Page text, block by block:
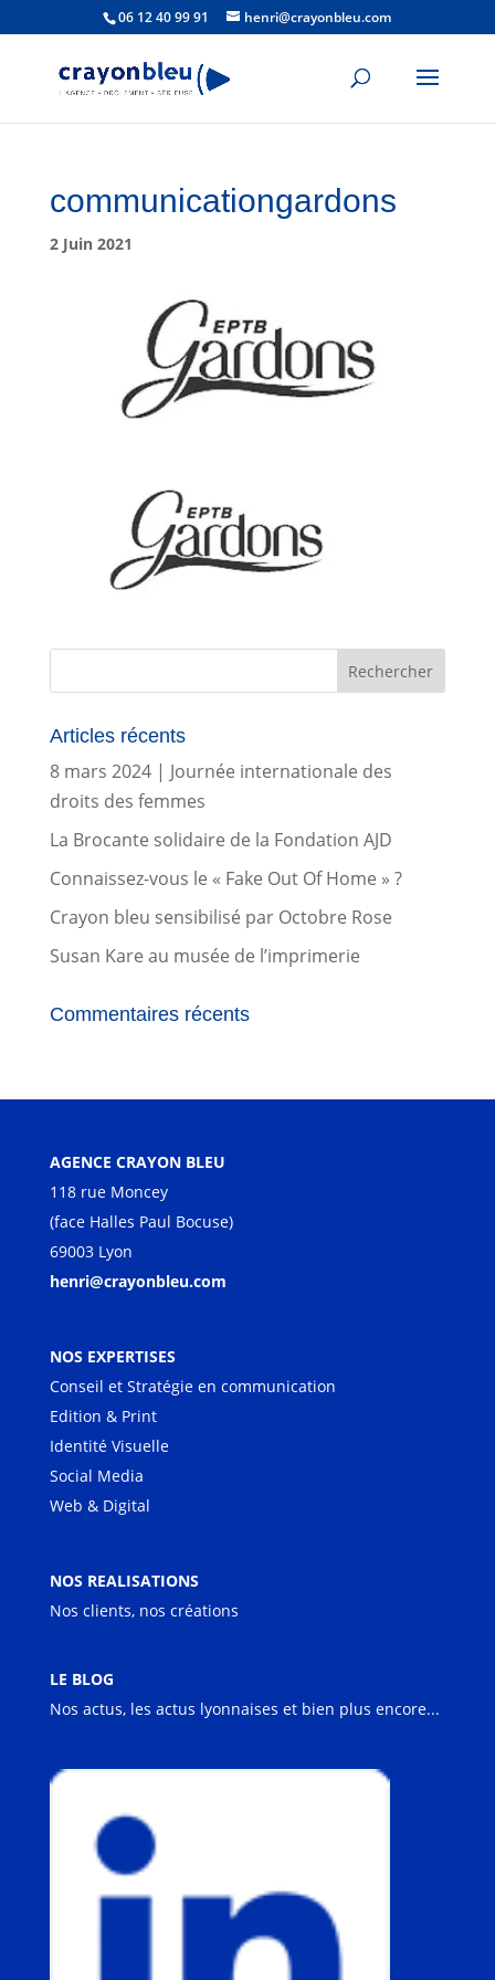
06 12 40 99 91 henri@crayonbleu.com
communicationgardons
2 Juin 2021
Articles récents
8 mars 2024 | Journée internationale des
droits des femmes
La Brocante solidaire de la Fondation AJD
Connaissez-vous le « Fake Out Of Home » ?
Crayon bleu sensibilisé par Octobre Rose
Susan Kare au musée de l’imprimerie
Commentaires récents
AGENCE CRAYON BLEU
118 rue Moncey
(face Halles Paul Bocuse)
69003 Lyon
henri@crayonbleu.com
NOS EXPERTISES
Conseil et Stratégie en communication
Edition & Print
Identité Visuelle
Social Media
Web & Digital
NOS REALISATIONS
Nos clients, nos créations
LE BLOG
Nos actus, les actus lyonnaises et bien plus encore...